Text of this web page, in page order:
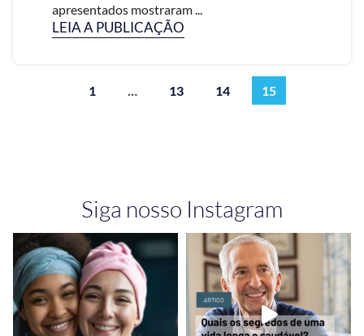
apresentados mostraram ...
LEIA A PUBLICAÇÃO
1 … 13 14 15
Siga nosso Instagram